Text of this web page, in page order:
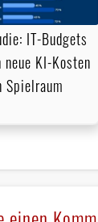
IT-Budgets
neue KI-Kosten
Spielraum